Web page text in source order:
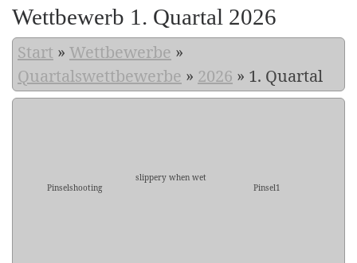
Wettbewerb 1. Quartal 2026
Start » Wettbewerbe »
Quartalswettbewerbe » 2026 » 1. Quartal
Pinselshooting
slippery when wet
Pinsel1